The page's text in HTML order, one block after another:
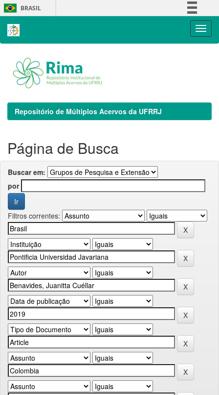
Skip
navigation
BRASIL
Repositório de Múltiplos Acervos da UFRRJ
Página de Busca
Buscar em:
por
Filtros correntes: